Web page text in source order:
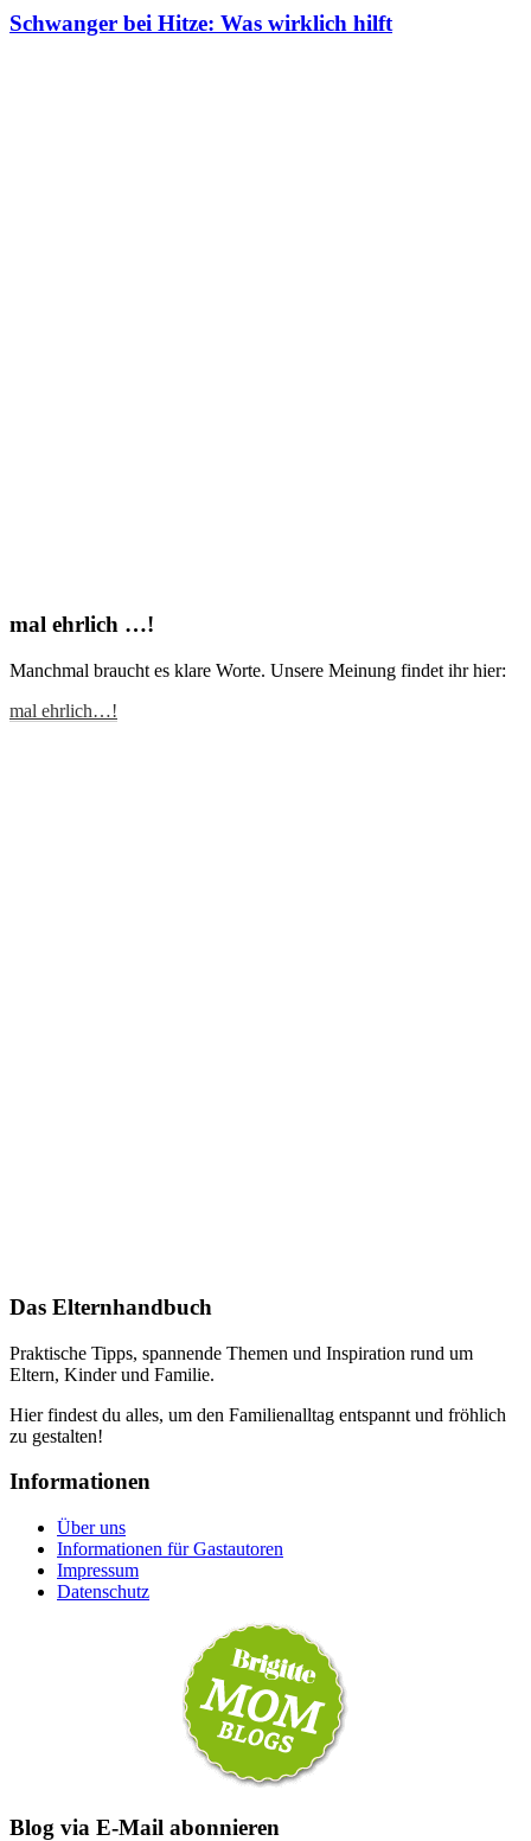
Schwanger bei Hitze: Was wirklich hilft
mal ehrlich …!
Manchmal braucht es klare Worte. Unsere Meinung findet ihr hier:
mal ehrlich…!
Das Elternhandbuch
Praktische Tipps, spannende Themen und Inspiration rund um
Eltern, Kinder und Familie.
Hier findest du alles, um den Familienalltag entspannt und fröhlich
zu gestalten!
Informationen
Über uns
Informationen für Gastautoren
Impressum
Datenschutz
Blog via E-Mail abonnieren